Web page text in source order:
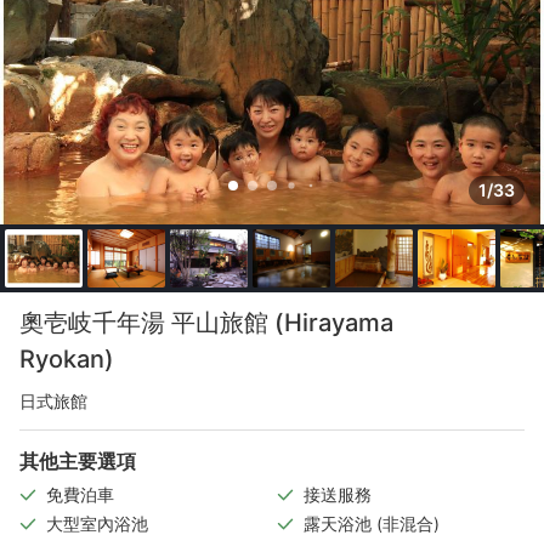
1/33
奧壱岐千年湯 平山旅館 (Hirayama
Ryokan)
日式旅館
其他主要選項
免費泊車
接送服務
大型室內浴池
露天浴池 (非混合)